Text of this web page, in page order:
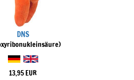
DNS
13,95 EUR